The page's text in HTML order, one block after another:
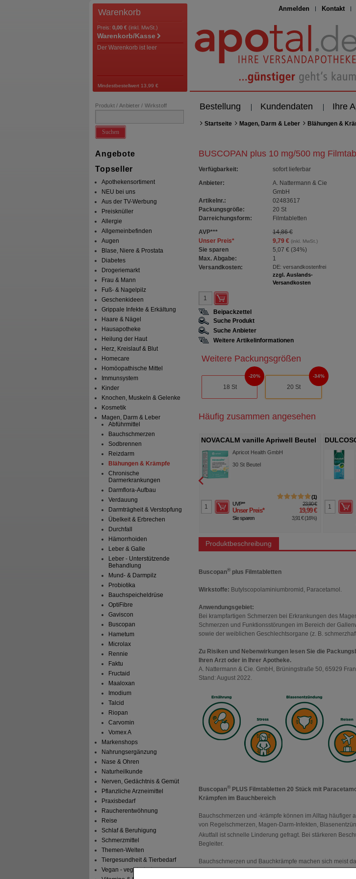
Anmelden Kontakt
Warenkorb
Preis: 0,00 € (inkl. MwSt.)
Warenkorb/Kasse
Der Warenkorb ist leer
Mindestbestellwert 13,99 €
Bestellung Kundendaten Ihre
Produkt / Anbieter / Wirkstoff
Suchen
Angebote
Topseller
Apothekensortiment
NEU bei uns
Aus der TV-Werbung
Preisknüller
Allergie
Allgemeinbefinden
Augen
Blase, Niere & Prostata
Diabetes
Drogeriemarkt
Frau & Mann
Fuß- & Nagelpilz
Geschenkideen
Grippale Infekte & Erkältung
Haare & Nägel
Hausapotheke
Heilung der Haut
Herz, Kreislauf & Blut
Homecare
Homöopathische Mittel
Immunsystem
Kinder
Knochen, Muskeln & Gelenke
Kosmetik
Magen, Darm & Leber
Abführmittel
Bauchschmerzen
Sodbrennen
Reizdarm
Blähungen & Krämpfe
Chronische
Darmerkrankungen
Darmflora-Aufbau
Verdauung
Darmträgheit & Verstopfung
Übelkeit & Erbrechen
Durchfall
Hämorrhoiden
Leber & Galle
Leber - Unterstützende
Behandlung
Mund- & Darmpilz
Probiotika
Bauchspeicheldrüse
OptiFibre
Gaviscon
Buscopan
Hametum
Microlax
Rennie
Faktu
Fructaid
Maaloxan
Imodium
Talcid
Riopan
Carvomin
Vomex A
Markenshops
Nahrungsergänzung
Nase & Ohren
Naturheilkunde
Nerven, Gedächtnis & Gemüt
Pflanzliche Arzneimittel
Praxisbedarf
Raucherentwöhnung
Reise
Schlaf & Beruhigung
Schmerzmittel
Themen-Welten
Tiergesundheit & Tierbedarf
Vegan - vegetarisch
Startseite Magen, Darm & Leber Blähungen &
BUSCOPAN plus 10 mg/500 mg
Verfügbarkeit:
sofort lieferbar
Anbieter:
A. Nattermann & Cie
GmbH
Artikelnr.:
02483617
Packungsgröße:
20 St
Darreichungsform:
Filmtabletten
AVP***
14,86 €
Unser Preis* 9,79 €(inkl. MwSt.)
Sie sparen 5,07 € (34%)
Max. Abgabe:
1
Versandkosten:
DE: versandkostenfrei
zzgl. Auslands-
Versandkosten
Beipackzettel
Suche Produkt
Suche Anbieter
Weitere Artikelinformationen
Weitere Packungsgrößen
18 St
20%
20 St
34%
Häufig zusammen angesehen
SIMETICON STADA 280 mg
WeichkapselnSTADA Consumer Health
Deutschland GmbH
32St Weichkapseln
UVP**
Unser Preis* 3,79 €
Sie sparen
NOVACALM vanille Apriwell Beutel
Apricot Health GmbH
30St Beutel
1
UVP** 23,90 €
Unser Preis* 19,99 €
Sie sparen 3,91 €(16%)
Produktbeschreibung
Buscopan®plus Filmtabletten
Wirkstoffe: Butylscopolaminiumbromid, Paracetamol.
Anwendungsgebiet:
Bei krampfartigen Schmerzen bei Erkrankungen des
Schmerzen und Funktionsstörungen im Bereich der
sowie der weiblichen Geschlechtsorgane (z. B.
Zu Risiken und Nebenwirkungen lesen Sie die
Ihren Arzt oder in Ihrer Apotheke.
A. Nattermann & Cie. GmbH, Brüningstraße 50, 65929
Stand: August 2022.
Buscopan®PLUS Filmtabletten 20 Stück mit
Krämpfen im Bauchbereich
Bauchschmerzen und -krämpfe können im Alltag häufiger
von Regelschmerzen, Magen-Darm-Infekten,
Akutfall ist schnelle Linderung gefragt. Bei stärkeren
Begleiter.
Bauchschmerzen und Bauchkrämpfe machen sich meist